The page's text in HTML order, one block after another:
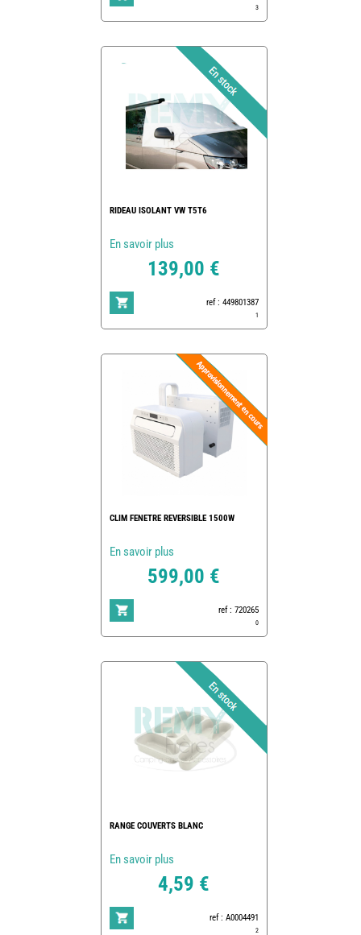
3
RIDEAU ISOLANT VW T5T6
En savoir plus
139,00 €
ref : 449801387
1
CLIM FENETRE REVERSIBLE 1500W
En savoir plus
599,00 €
ref : 720265
0
RANGE COUVERTS BLANC
En savoir plus
4,59 €
ref : A0004491
2